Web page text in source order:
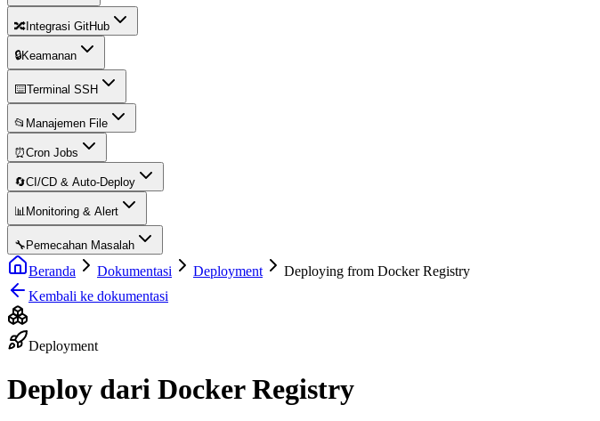
🔀 Integrasi GitHub
🔒Keamanan
⌨️Terminal SSH
📂 Manajemen File
⏰Cron Jobs
🔄CI/CD & Auto-Deploy
📊Monitoring & Alert
🔧 Pemecahan Masalah
Beranda Dokumentasi Deployment
Deploying from Docker Registry
Kembali ke dokumentasi
Deployment
Deploy dari Docker Registry